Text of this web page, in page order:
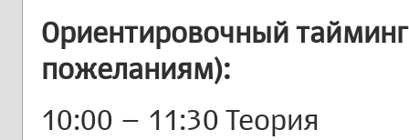
Ориентировочный
пожеланиям):
10:00 – 11:30 Теория